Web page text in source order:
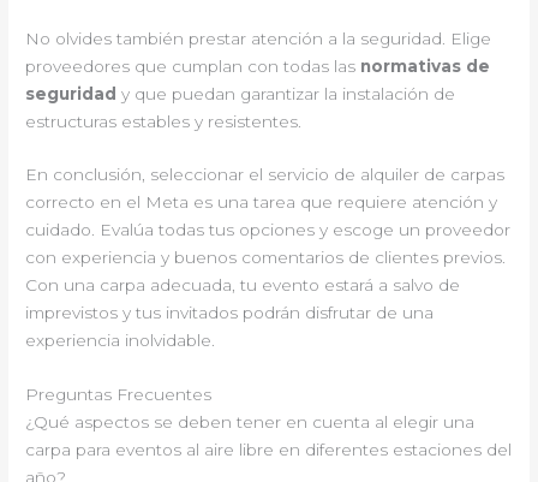
No olvides también prestar atención a la seguridad. Elige
proveedores que cumplan con todas las normativas de
seguridad y que puedan garantizar la instalación de
estructuras estables y resistentes.
En conclusión, seleccionar el servicio de alquiler de carpas
correcto en el Meta es una tarea que requiere atención y
cuidado. Evalúa todas tus opciones y escoge un proveedor
con experiencia y buenos comentarios de clientes previos.
Con una carpa adecuada, tu evento estará a salvo de
imprevistos y tus invitados podrán disfrutar de una
experiencia inolvidable.
Preguntas Frecuentes
¿Qué aspectos se deben tener en cuenta al elegir una
carpa para eventos al aire libre en diferentes estaciones del
año?